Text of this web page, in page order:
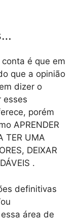
é que em
que a opinião
dizer o
esses
porém
APRENDER
TER UMA
DEIXAR
.
definitivas
área de